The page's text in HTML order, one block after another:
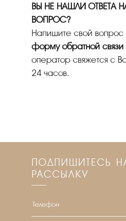
ВЫ НЕ НАШЛИ ОТВЕТА
ВОПРОС?
Напишите свой вопрос
форму обратной связи
оператор свяжется с
24 часов.
ПОДПИШИТЕСЬ
РАССЫЛКУ